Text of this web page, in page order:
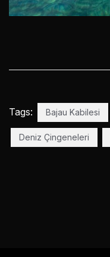
Tags: Bajau Kabilesi
Deniz Çingeneleri